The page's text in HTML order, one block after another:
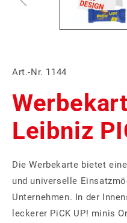
Art.-Nr. 1144
Leibniz
Die Werbekarte bietet
und universelle
Unternehmen. In der
leckerer PiCK UP! minis